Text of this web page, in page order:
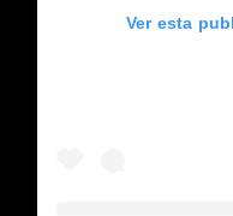
Ver esta